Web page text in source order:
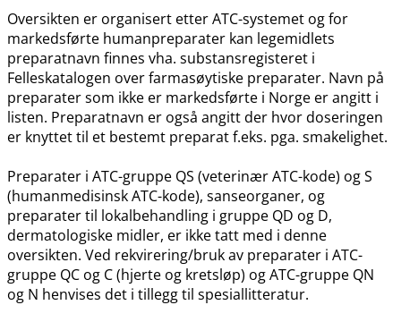
Oversikten er organisert etter ATC-systemet og for
markedsførte humanpreparater kan legemidlets
preparatnavn finnes vha. substansregisteret i
Felleskatalogen over farmasøytiske preparater. Navn på
preparater som ikke er markedsførte i Norge er angitt i
listen. Preparatnavn er også angitt der hvor doseringen
er knyttet til et bestemt preparat f.eks. pga. smakelighet.
Preparater i ATC-gruppe QS (veterinær ATC-kode) og S
(humanmedisinsk ATC-kode), sanseorganer, og
preparater til lokalbehandling i gruppe QD og D,
dermatologiske midler, er ikke tatt med i denne
oversikten. Ved rekvirering​/​bruk av preparater i ATC-
gruppe QC og C (hjerte og kretsløp) og ATC-gruppe QN
og N henvises det i tillegg til spesiallitteratur.